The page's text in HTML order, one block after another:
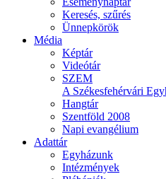
Keresés, szűrés
Ünnepkörök
Média
Képtár
Videótár
SZEM
A Székesfehérvári
Hangtár
Szentföld 2008
Napi evangélium
Adattár
Egyházunk
Intézmények